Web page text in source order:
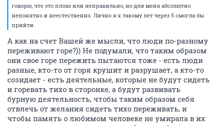
говорю, что это плохо или неправильно, но для меня абсолютно
непонятно и неестественно. Лично я к такому лет через 5 смогла бы
прийти.
А как на счет Вашей же мысли, что люди по-разному
переживают горе?)) Не подумали, что таким образом
они свое горе пережить пытаются тоже - есть люди
разные, кто-то от горя крушит и разрушает, а кто-то
созидает - есть деятельные, которые не будут сидеть
и горевать тихо в сторонке, а будут развивать
бурную деятельность, чтобы таким образом себя
отвлечь от желания сидеть тихо переживать, и
чтобы память о любимом человеке не умирала в их